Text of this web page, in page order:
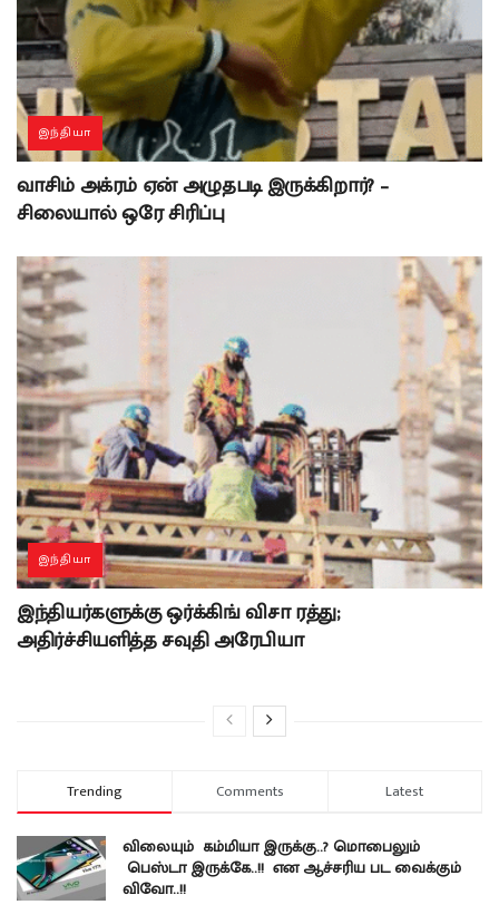
இந்தியா
வாசிம் அக்ரம் ஏன் அழுதபடி இருக்கிறார்? –
சிலையால் ஒரே சிரிப்பு
இந்தியா
இந்தியர்களுக்கு ஒர்க்கிங் விசா ரத்து;
அதிர்ச்சியளித்த சவுதி அரேபியா
Trending Comments Latest
விலையும் கம்மியா இருக்கு..? மொபைலும்
பெஸ்டா இருக்கே..!! என ஆச்சரிய பட வைக்கும்
விவோ..!!